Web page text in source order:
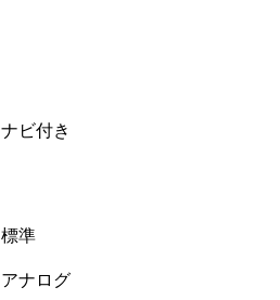
ナビ付き
標準
アナログ